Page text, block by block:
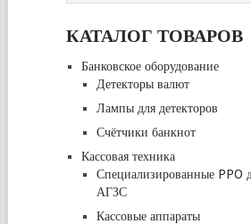
КАТАЛОГ ТОВАРОВ
Банковское оборудование
Детекторы валют
Лампы для детекторов
Счётчики банкнот
Кассовая техника
Специализированные PPO
АГЗС
Кассовые аппараты